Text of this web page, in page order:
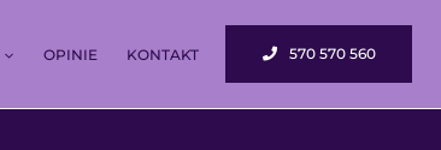
OPINIE KONTAKT 570 570 560